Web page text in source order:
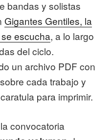
bandas y solistas
Gigantes Gentiles, la
escucha, a lo largo
del ciclo.
un archivo PDF con
cada trabajo y
para imprimir.
convocatoria